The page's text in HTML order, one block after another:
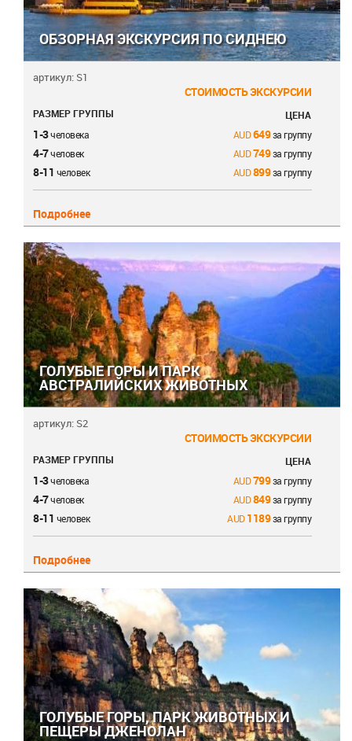
ОБЗОРНАЯ ЭКСКУРСИЯ ПО СИДНЕЮ
артикул: S1
СТОИМОСТЬ ЭКСКУРСИИ
РАЗМЕР ГРУППЫ ЦЕНА
1-3человека 649за группу
4-7человек 749за группу
8-11 человек 899за группу
Подробнее
ГОЛУБЫЕ ГОРЫ И ПАРК
АВСТРАЛИЙСКИХ ЖИВОТНЫХ
артикул: S2
СТОИМОСТЬ ЭКСКУРСИИ
РАЗМЕР ГРУППЫ ЦЕНА
1-3человека 799за группу
4-7человек 849за группу
8-11 человек 1189за группу
Подробнее
ГОЛУБЫЕ ГОРЫ, ПАРК ЖИВОТНЫХ И
ПЕЩЕРЫ ДЖЕНОЛАН